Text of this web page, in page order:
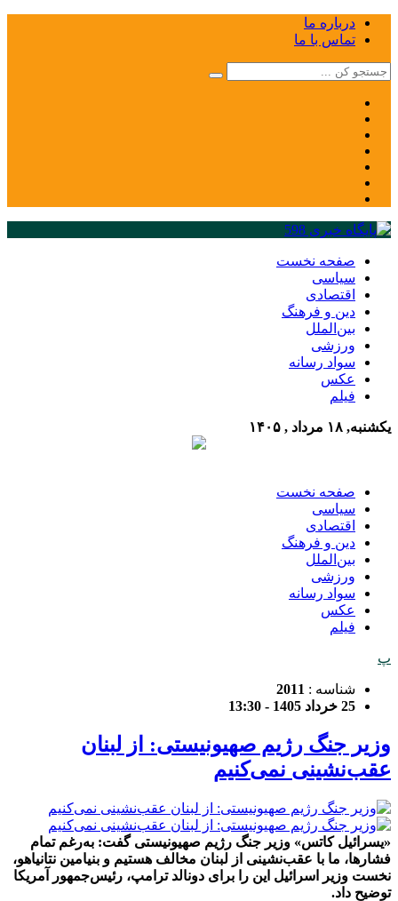
درباره ما
تماس با ما
صفحه نخست
سیاسی
اقتصادی
دین و فرهنگ
بین‌الملل
ورزشی
سواد رسانه
عکس
فیلم
یکشنبه, ۱۸ مرداد , ۱۴۰۵
صفحه نخست
سیاسی
اقتصادی
دین و فرهنگ
بین‌الملل
ورزشی
سواد رسانه
عکس
فیلم
پ
شناسه : 2011
25 خرداد 1405 - 13:30
وزیر جنگ رژیم صهیونیستی: از لبنان
عقب‌نشینی نمی‌کنیم
«یسرائیل کاتس» وزیر جنگ رژیم صهیونیستی گفت: به‌رغم تمام
فشارها، ما با عقب‌نشینی از لبنان مخالف هستیم و بنیامین نتانیاهو،
نخست وزیر اسرائیل این را برای دونالد ترامپ، رئیس‌جمهور آمریکا
توضیح داد.